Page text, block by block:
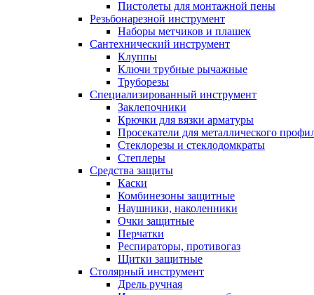
Пистолеты для монтажной пены
Резьбонарезной инструмент
Наборы метчиков и плашек
Сантехнический инструмент
Клуппы
Ключи трубные рычажные
Труборезы
Специализированный инструмент
Заклепочники
Крючки для вязки арматуры
Просекатели для металлического
Стеклорезы и стеклодомкраты
Степлеры
Средства защиты
Каски
Комбинезоны защитные
Наушники, наколенники
Очки защитные
Перчатки
Респираторы, противогаз
Щитки защитные
Столярный инструмент
Дрель ручная